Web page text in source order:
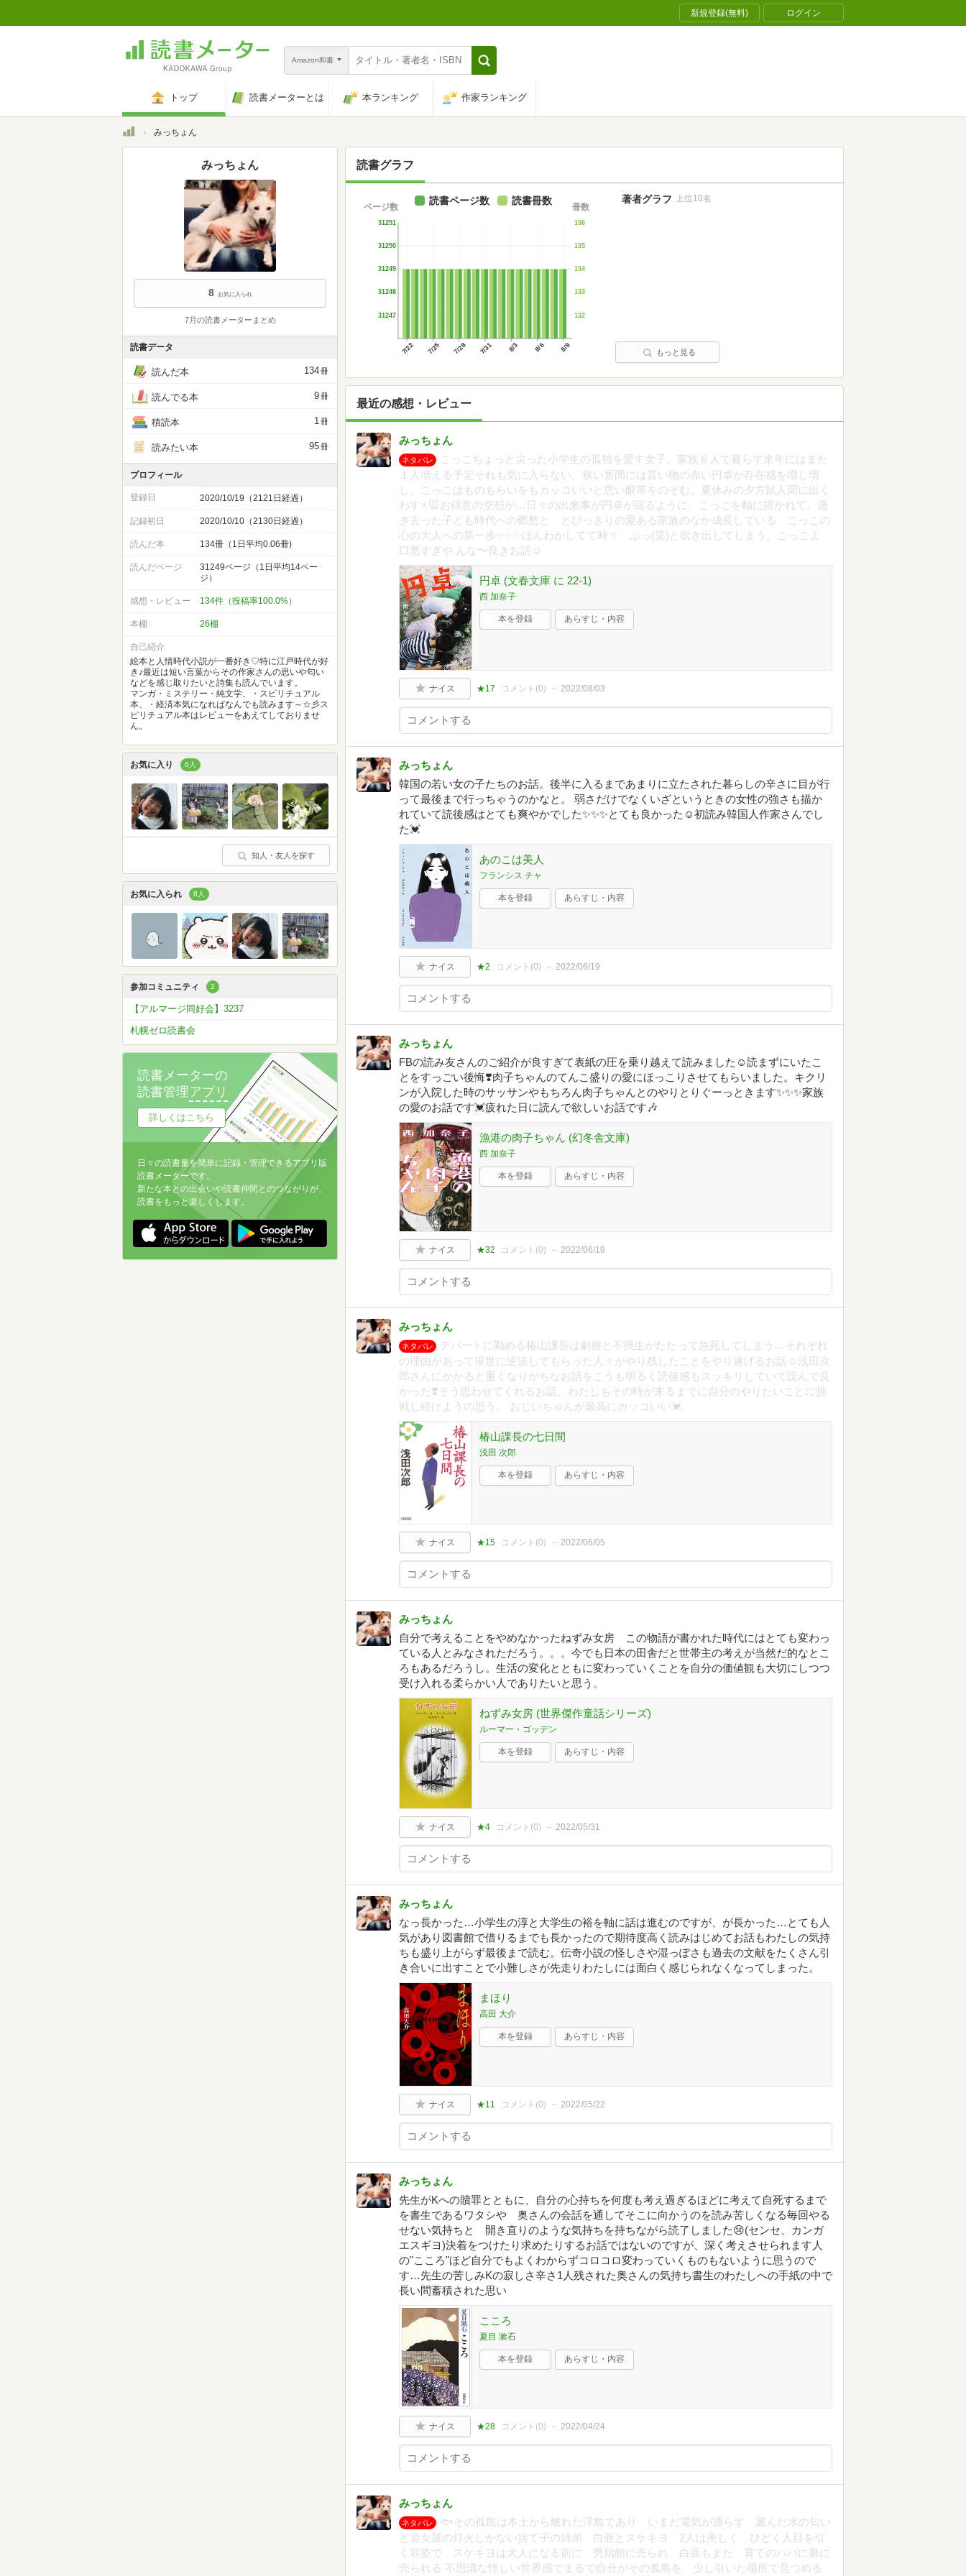
新規登録(無料) ログイン
Amazon和書
トップ 読書メーターとは 本ランキング 作家ランキング
トップみっちょん
読書グラフ
7/22 7/25 7/28 7/31 8/3 8/6 8/9
31247
31248
31249
31250
31251
ページ数
132
133
134
135
136
冊数
読書ページ数 読書冊数 著者グラフ 上位10名
もっと見る
最近の感想・レビュー
みっちょん
ネタバレ
こっこちょっと尖った小学生の孤独を愛す女子。家族６人で暮らす来年にはまた
１人増える予定それも気に入らない。狭い居間には貰い物の赤い円卓が存在感を増し増
し。こっこはものもらいをもカッコいいと思い眼帯をのぞむ。夏休みの夕方鼠人間に出く
わす⚡︎🐭お得意の空想か…日々の出来事が円卓が回るように、こっこを軸に描かれて。過
ぎ去った子ども時代への郷愁と とびっきりの愛ある家族のなか成長している こっこの
心の大人への第一歩✨✨✨ほんわかしてて時々 ぷっ(笑)と吹き出してしまう。こっこよ
口悪すぎや んな〜良きお話☺️
円卓 (文春文庫 に 22-1)
西 加奈子
本を登録 あらすじ・内容
ナイス ★17 コメント(0) 2022/08/03
みっちょん
韓国の若い女の子たちのお話。後半に入るまであまりに立たされた暮らしの辛さに目が行
って最後まで行っちゃうのかなと。 弱さだけでなくいざというときの女性の強さも描か
れていて読後感はとても爽やかでした✨✨✨とても良かった☺️初読み韓国人作家さんでし
た💓
あのこは美人
フランシス チャ
本を登録 あらすじ・内容
ナイス ★2 コメント(0) 2022/06/19
みっちょん
FBの読み友さんのご紹介が良すぎて表紙の圧を乗り越えて読みました☺️読まずにいたこ
とをすっごい後悔❣️肉子ちゃんのてんこ盛りの愛にほっこりさせてもらいました。キクリ
ンが入院した時のサッサンやもちろん肉子ちゃんとのやりとりぐーっときます✨✨✨家族
の愛のお話です💓疲れた日に読んで欲しいお話です🎶
漁港の肉子ちゃん (幻冬舎文庫)
西 加奈子
本を登録 あらすじ・内容
ナイス ★32 コメント(0) 2022/06/19
みっちょん
ネタバレ
デパートに勤める椿山課長は劇務と不摂生がたたって急死してしまう…それぞれ
の理由があって現世に逆送してもらった人々がやり残したことをやり遂げるお話☺️浅田次
郎さんにかかると重くなりがちなお話をこうも明るく読後感もスッキリしていて読んで良
かった❣️そう思わせてくれるお話。わたしもその時が来るまでに自分のやりたいことに挑
戦し続けようの思う。 おじいちゃんが最高にカッコいい💓
椿山課長の七日間
浅田 次郎
本を登録 あらすじ・内容
ナイス ★15 コメント(0) 2022/06/05
みっちょん
自分で考えることをやめなかったねずみ女房 この物語が書かれた時代にはとても変わっ
ている人とみなされただろう。。。今でも日本の田舎だと世帯主の考えが当然だ的なとこ
ろもあるだろうし。生活の変化とともに変わっていくことを自分の価値観も大切にしつつ
受け入れる柔らかい人でありたいと思う。
ねずみ女房 (世界傑作童話シリーズ)
ルーマー・ゴッデン
本を登録 あらすじ・内容
ナイス ★4 コメント(0) 2022/05/31
みっちょん
なっ長かった…小学生の淳と大学生の裕を軸に話は進むのですが、が長かった…とても人
気があり図書館で借りるまでも長かったので期待度高く読みはじめてお話もわたしの気持
ちも盛り上がらず最後まで読む。伝奇小説の怪しさや湿っぽさも過去の文献をたくさん引
き合いに出すことで小難しさが先走りわたしには面白く感じられなくなってしまった。
まほり
高田 大介
本を登録 あらすじ・内容
ナイス ★11 コメント(0) 2022/05/22
みっちょん
先生がKへの贖罪とともに、自分の心持ちを何度も考え過ぎるほどに考えて自死するまで
を書生であるワタシや 奥さんの会話を通してそこに向かうのを読み苦しくなる毎回やる
せない気持ちと 開き直りのような気持ちを持ちながら読了しました😢(センセ、カンガ
エスギヨ)決着をつけたり求めたりするお話ではないのですが、深く考えさせられます人
の"こころ"ほど自分でもよくわからずコロコロ変わっていくものもないように思うので
す…先生の苦しみKの寂しさ辛さ1人残された奥さんの気持ち書生のわたしへの手紙の中で
長い間蓄積された思い
こころ
夏目 漱石
本を登録 あらすじ・内容
ナイス ★28 コメント(0) 2022/04/24
みっちょん
ネタバレ
🐟その孤島は本土から離れた浮島であり いまだ電気が通らず 澱んだ水の匂い
と遊女屋の灯火しかない捨て子の姉弟 白亜とスケキヨ 2人は美しく ひどく人目を引
く容姿で スケキヨは大人になる前に 男娼館に売られ 白亜もまた 育てのババに廓に
売られる 不思議な怪しい世界感でまるで自分がその孤島を 少し引いた場所で見つめる
みっちょん
8 お気に入られ
7月の読書メーターまとめ
読書データ
読んだ本 134冊
読んでる本 9冊
積読本 1冊
読みたい本 95冊
プロフィール
登録日 2020/10/19（2121日経過）
記録初日 2020/10/10（2130日経過）
読んだ本 134冊（1日平均0.06冊)
読んだページ
31249ページ（1日平均14ペー
ジ）
感想・レビュー 134件（投稿率100.0%）
本棚 26棚
自己紹介
絵本と人情時代小説が一番好き♡特に江戸時代が好
き♪最近は短い言葉からその作家さんの思いや匂い
などを感じ取りたいと詩集も読んでいます。
マンガ・ミステリー・純文学、・スピリチュアル
本、・経済本気になればなんでも読みます～☆彡ス
ピリチュアル本はレビューをあえてしておりませ
ん。
お気に入り 6人
知人・友人を探す
お気に入られ 8人
参加コミュニティ 2
【アルマージ同好会】3237
札幌ゼロ読書会
読書メーターの
読書管理アプリ
詳しくはこちら
日々の読書量を簡単に記録・管理できるアプリ版
読書メーターです。
新たな本との出会いや読書仲間とのつながりが、
読書をもっと楽しくします。